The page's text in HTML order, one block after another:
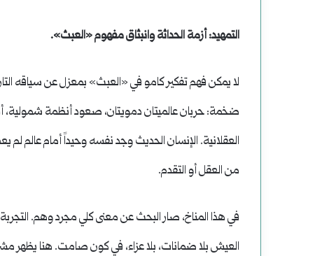
التمهيد: أزمة الحداثة وانبثاق مفهوم «العبث».
لا يمكن فهم تفكير كامو في «العبث» بمعزل عن سياقه
ضخمة: حربان عالميتان دمويتان، صعود أنظمة شمولية،
العقلانية. الإنسان الحديث وجد نفسه وحيداً أمام عالم لم
من العقل أو التقدم.
في هذا المناخ، صار البحث عن معنى كلي مجرد وهم.
العيش بلا ضمانات، بلا عزاء، في كون صامت. هنا يظهر